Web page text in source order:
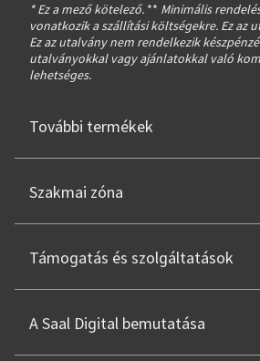
* Ez a mező kötelező. ** Minimális
vonatkozik a szállítási költségekre. Ez az
Ez az utalvány nem rendelkezik
utalványokkal vagy ajánlatokkal való
lehetséges.
További termékek
Szakmai zóna
Támogatás és szolgáltatások
A Saal Digital bemutatása